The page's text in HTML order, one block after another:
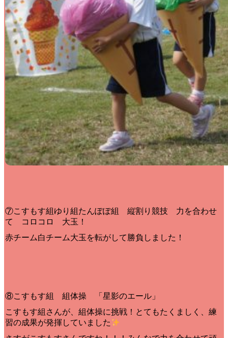
⑦こすもす組ゆり組たんぽぽ組 縦割り競技 力を合わせ
て コロコロ 大玉！
赤チーム白チーム大玉を転がして勝負しました！
⑧こすもす組 組体操 「星影のエール」
こすもす組さんが、組体操に挑戦！とてもたくましく、練
習の成果が発揮していました